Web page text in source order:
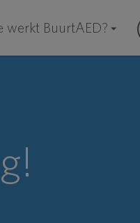
werkt BuurtAED?